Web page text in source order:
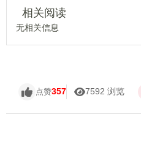
相关阅读
无相关信息
点赞357 7592 浏览